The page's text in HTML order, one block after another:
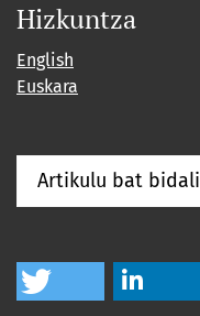
Hizkuntza
English
Euskara
Artikulu bat bidali